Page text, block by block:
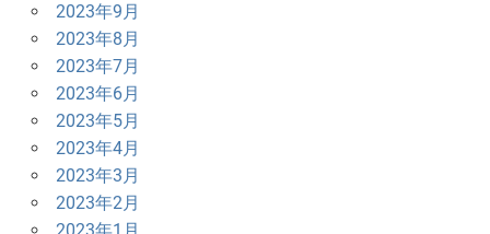
2023年9月
2023年8月
2023年7月
2023年6月
2023年5月
2023年4月
2023年3月
2023年2月